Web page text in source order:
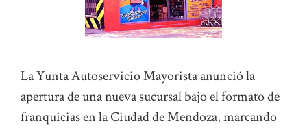
La Yunta Autoservicio Mayorista anunció la
apertura de una nueva sucursal bajo el formato de
franquicias en la Ciudad de Mendoza, marcando